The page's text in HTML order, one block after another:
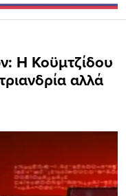
Η Κοϋμτζίδου
αλλά